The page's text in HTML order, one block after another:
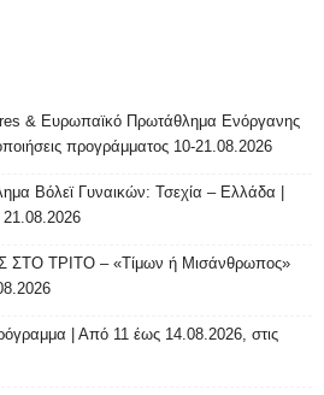
& Ευρωπαϊκό Πρωτάθλημα Ενόργανης
προγράμματος 10-21.08.2026
Βόλεϊ Γυναικών: Τσεχία – Ελλάδα |
ΤΡΙΤΟ – «Τίμων ή Μισάνθρωπος»
| Από 11 έως 14.08.2026, στις